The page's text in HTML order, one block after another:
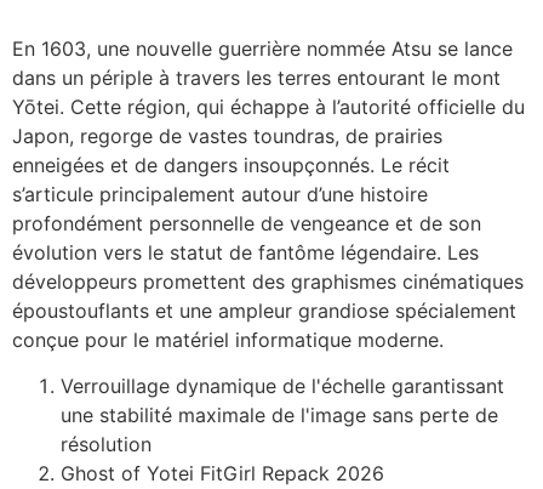
En 1603, une nouvelle guerrière nommée Atsu se lance
dans un périple à travers les terres entourant le mont
Yōtei. Cette région, qui échappe à l’autorité officielle du
Japon, regorge de vastes toundras, de prairies
enneigées et de dangers insoupçonnés. Le récit
s’articule principalement autour d’une histoire
profondément personnelle de vengeance et de son
évolution vers le statut de fantôme légendaire. Les
développeurs promettent des graphismes cinématiques
époustouflants et une ampleur grandiose spécialement
conçue pour le matériel informatique moderne.
Verrouillage dynamique de l'échelle garantissant
une stabilité maximale de l'image sans perte de
résolution
Ghost of Yotei FitGirl Repack 2026